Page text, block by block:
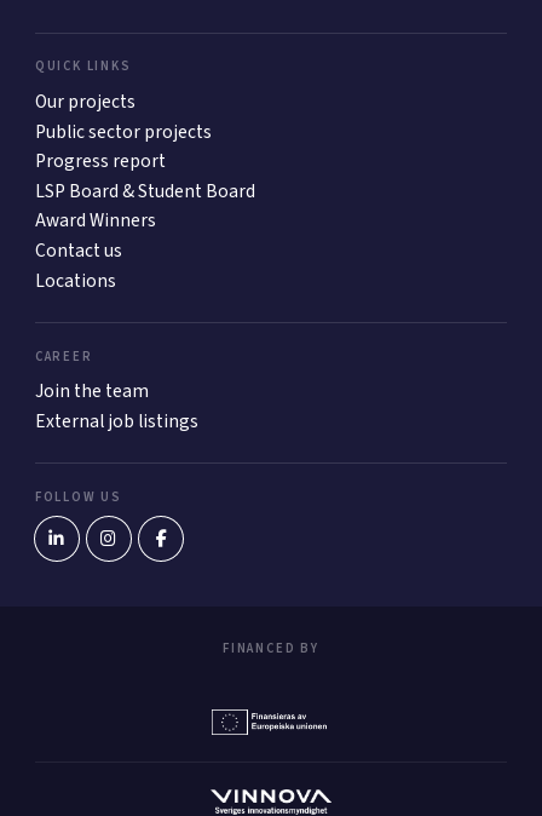
QUICK LINKS
Our projects
Public sector projects
Progress report
LSP Board & Student Board
Award Winners
Contact us
Locations
CAREER
Join the team
External job listings
FOLLOW US
FINANCED BY